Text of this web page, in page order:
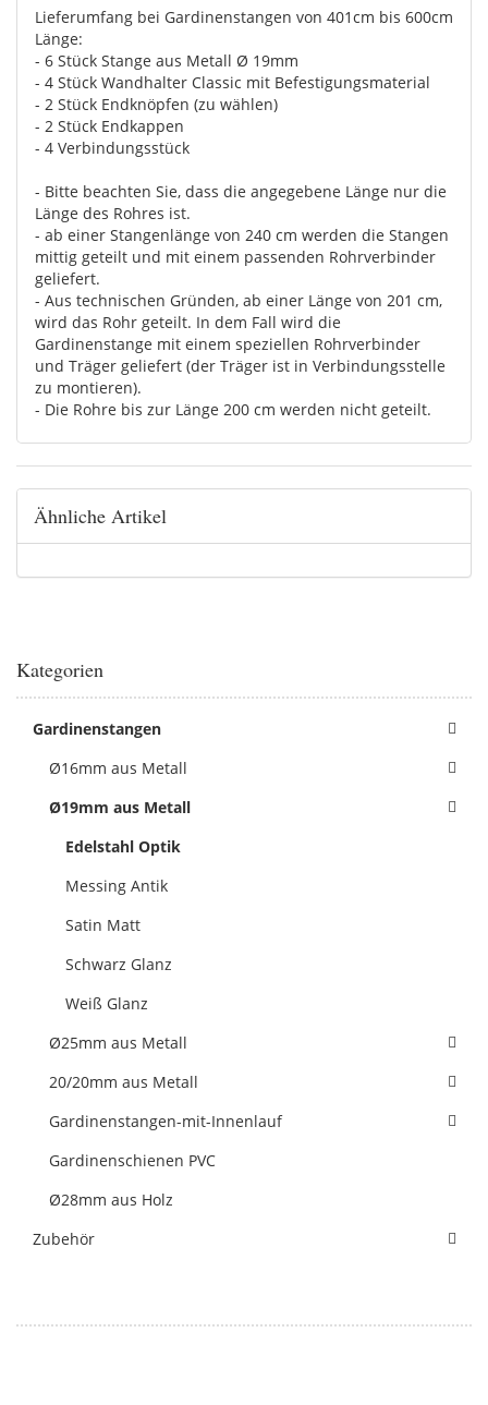
Lieferumfang bei Gardinenstangen von 401cm bis 600cm
Länge:
- 6 Stück Stange aus Metall Ø 19mm
- 4 Stück Wandhalter Classic mit Befestigungsmaterial
- 2 Stück Endknöpfen (zu wählen)
- 2 Stück Endkappen
- 4 Verbindungsstück
- Bitte beachten Sie, dass die angegebene Länge nur die
Länge des Rohres ist.
- ab einer Stangenlänge von 240 cm werden die Stangen
mittig geteilt und mit einem passenden Rohrverbinder
geliefert.
- Aus technischen Gründen, ab einer Länge von 201 cm,
wird das Rohr geteilt. In dem Fall wird die
Gardinenstange mit einem speziellen Rohrverbinder
und Träger geliefert (der Träger ist in Verbindungsstelle
zu montieren).
- Die Rohre bis zur Länge 200 cm werden nicht geteilt.
Ähnliche Artikel
Kategorien
Gardinenstangen
Ø16mm aus Metall
Ø19mm aus Metall
Edelstahl Optik
Messing Antik
Satin Matt
Schwarz Glanz
Weiß Glanz
Ø25mm aus Metall
20/20mm aus Metall
Gardinenstangen-mit-Innenlauf
Gardinenschienen PVC
Ø28mm aus Holz
Zubehör